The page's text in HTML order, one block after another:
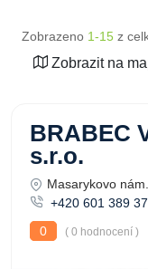
Zobrazeno 1-15 z
Zobrazit na
BRABEC
s.r.o.
Masarykovo
+420 601 389
0
( 0 hodnocení )